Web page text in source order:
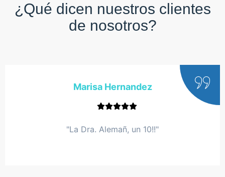
¿Qué dicen nuestros clientes
de nosotros?
Marisa Hernandez
"La Dra. Alemañ, un 10!!"